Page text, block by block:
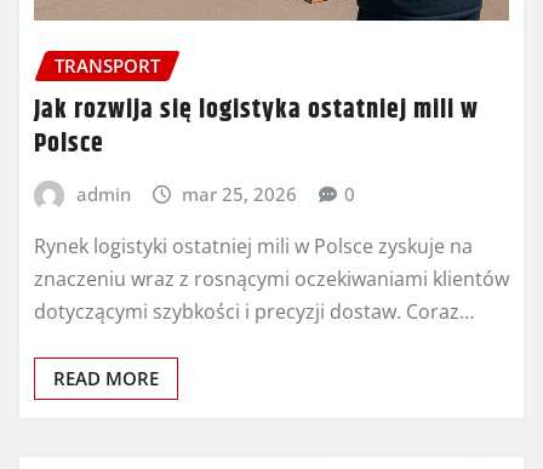
TRANSPORT
Jak rozwija się logistyka ostatniej mili w
Polsce
admin mar 25, 2026 0
Rynek logistyki ostatniej mili w Polsce zyskuje na
znaczeniu wraz z rosnącymi oczekiwaniami klientów
dotyczącymi szybkości i precyzji dostaw. Coraz…
READ MORE